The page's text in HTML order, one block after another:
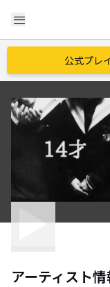
menu
公式プレ
アーティスト情